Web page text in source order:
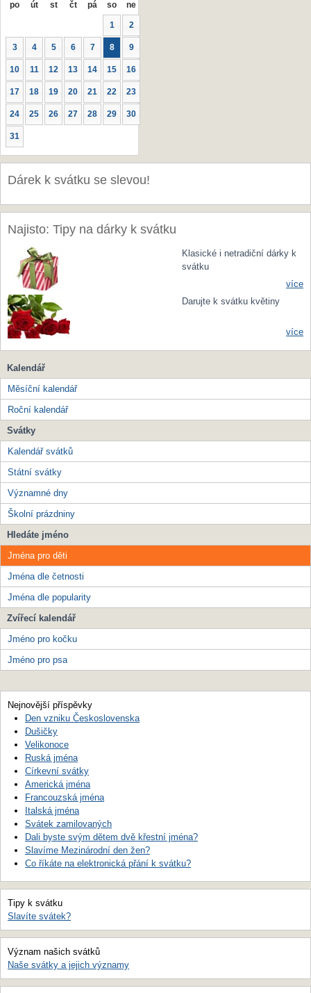
po út st čt pá so ne
1 2
3 4 5 6 7 8 9
10 11 12 13 14 15 16
17 18 19 20 21 22 23
24 25 26 27 28 29 30
31
Dárek k svátku se slevou!
Najisto: Tipy na dárky k svátku
Klasické i netradiční dárky k
svátku
více
Darujte k svátku květiny
více
Kalendář
Měsíční kalendář
Roční kalendář
Svátky
Kalendář svátků
Státní svátky
Významné dny
Školní prázdniny
Hledáte jméno
Jména pro děti
Jména dle četnosti
Jména dle popularity
Zvířecí kalendář
Jméno pro kočku
Jméno pro psa
Nejnovější příspěvky
Den vzniku Československa
Dušičky
Velikonoce
Ruská jména
Církevní svátky
Americká jména
Francouzská jména
Italská jména
Svátek zamilovaných
Dali byste svým dětem dvě křestní jména?
Slavíme Mezinárodní den žen?
Co říkáte na elektronická přání k svátku?
Tipy k svátku
Slavíte svátek?
Význam našich svátků
Naše svátky a jejich významy